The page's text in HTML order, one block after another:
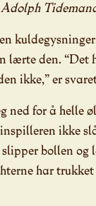
lærte den. “Det
ikke,” er
ned for å helle
ikke
bollen og
har